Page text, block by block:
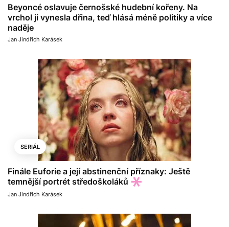
Beyoncé oslavuje černošské hudební kořeny. Na
vrchol ji vynesla dřina, teď hlásá méně politiky a více
naděje
Jan Jindřich Karásek
SERIÁL
Finále Euforie a její abstinenční příznaky: Ještě
temnější portrét středoškoláků
Jan Jindřich Karásek